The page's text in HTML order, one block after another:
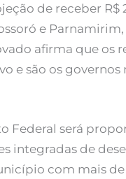
de receber R$
e Parnamirim,
afirma que os
e são os
Federal será
integradas de
com mais